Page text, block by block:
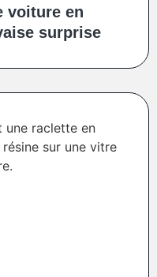
voiture en
surprise